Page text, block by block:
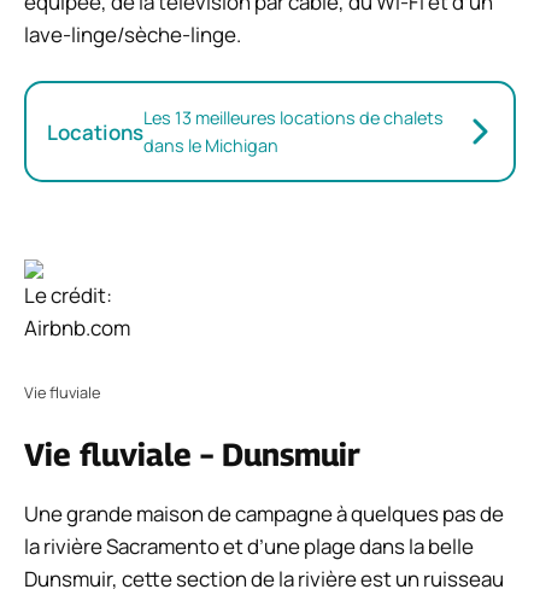
lave-linge/sèche-linge.
LocationsLes 13 meilleures locations de chalets
dans le Michigan
Le crédit:
Airbnb.com
Vie fluviale
Vie fluviale – Dunsmuir
Une grande maison de campagne à quelques pas de
la rivière Sacramento et d’une plage dans la belle
Dunsmuir, cette section de la rivière est un ruisseau